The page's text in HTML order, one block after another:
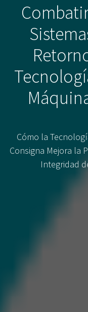
Cómo la
Consigna Mejora la
Integridad